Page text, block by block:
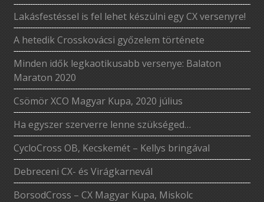
Lakásfestéssel is fel lehet készülni egy CX versenyre!
A hetedik Crosskovácsi győzelem története
Minden idők legkaotikusabb versenye: Balaton
Maraton 2020
Csömör XCO Magyar Kupa, 2020 július
Ha egyszer szerverre lenne szükséged…
CycloCross OB, Kecskemét – Kellys bringával
Debreceni CX- és Virágkarnevál
BorsodCross – CX Magyar Kupa, Miskolc